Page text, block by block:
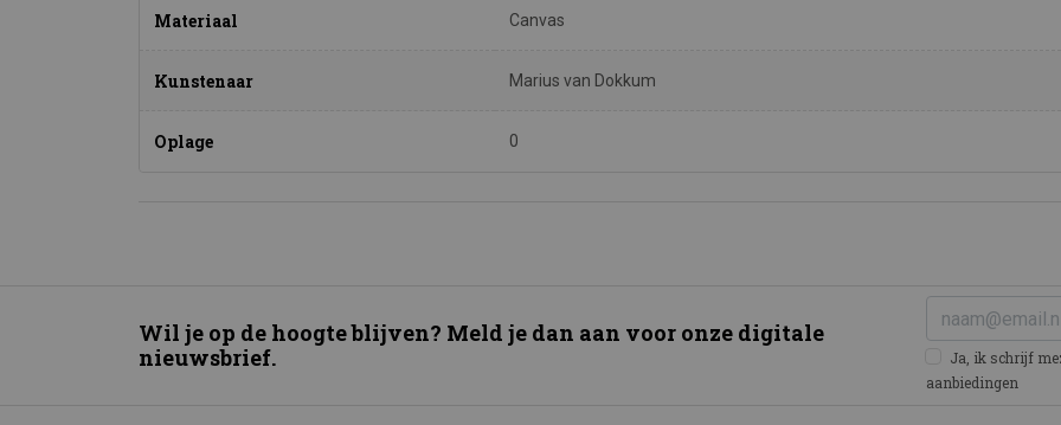
Materiaal Canvas
Kunstenaar Marius van Dokkum
Oplage 0
Wil je op de hoogte blijven? Meld je dan aan voor onze digitale
nieuwsbrief.
Ja, ik schrijf
aanbiedingen